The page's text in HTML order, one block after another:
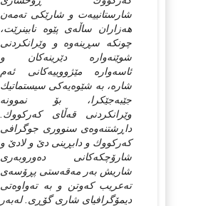
شارستانییه‌ت و شارێکی ته‌مه‌ن
هه‌زاران ساڵه‌ی پێوه‌ نابینرێت،
چونکه‌ سڕینه‌وه‌ و وێرانکردنی
شوێنه‌واره‌ دێرینه‌کان و
ئاسه‌واره‌ مێژووییه‌کانی ئه‌م
شاره‌، به‌ شێوه‌یه‌کی سیستماتیك
جێبه‌جێکرا، بۆ نموونه‌
وێرانکردنی قه‌ڵای که‌رکووك.
داڕشتنه‌وه‌ی سنووری جوگرافی
که‌رکووك و دابڕینی دێ و لادێ و
شارۆچکه‌کانی ده‌وروبه‌ری
شاریش به‌ر مه‌قه‌ستی پڕۆسه‌ی
ته‌عریب که‌وتن و به‌ ته‌واوه‌تی
دیمۆگرافیای شاری گۆڕی‌. له‌به‌ر